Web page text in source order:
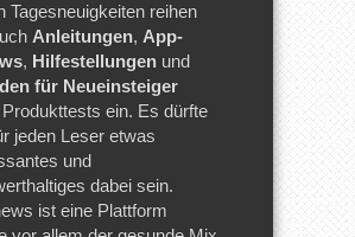
Tagesneuigkeiten reihen
Anleitungen, App-
, Hilfestellungen und
für Neueinsteiger
ein. Es dürfte
jeden Leser etwas
und
dabei sein.
ist eine Plattform